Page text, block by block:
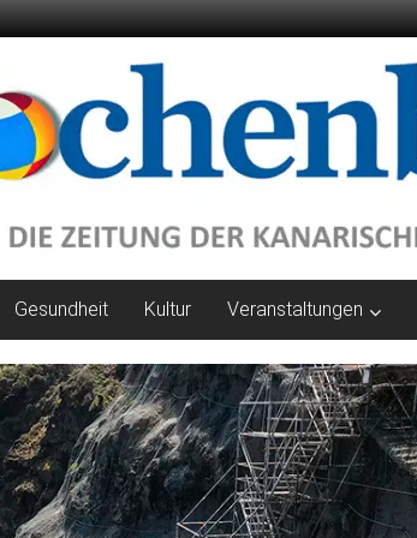
Gesundheit Kultur Veranstaltungen